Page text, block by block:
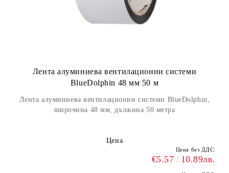
Лента алуминиева вентилационни системи
BlueDolphin 48 мм 50 м
Лента алуминиева вентилационни системи BlueDolphin,
широчина 48 мм, дължина 50 метра
Цена
Цена без ДДС:
€5.57 10.89лв.